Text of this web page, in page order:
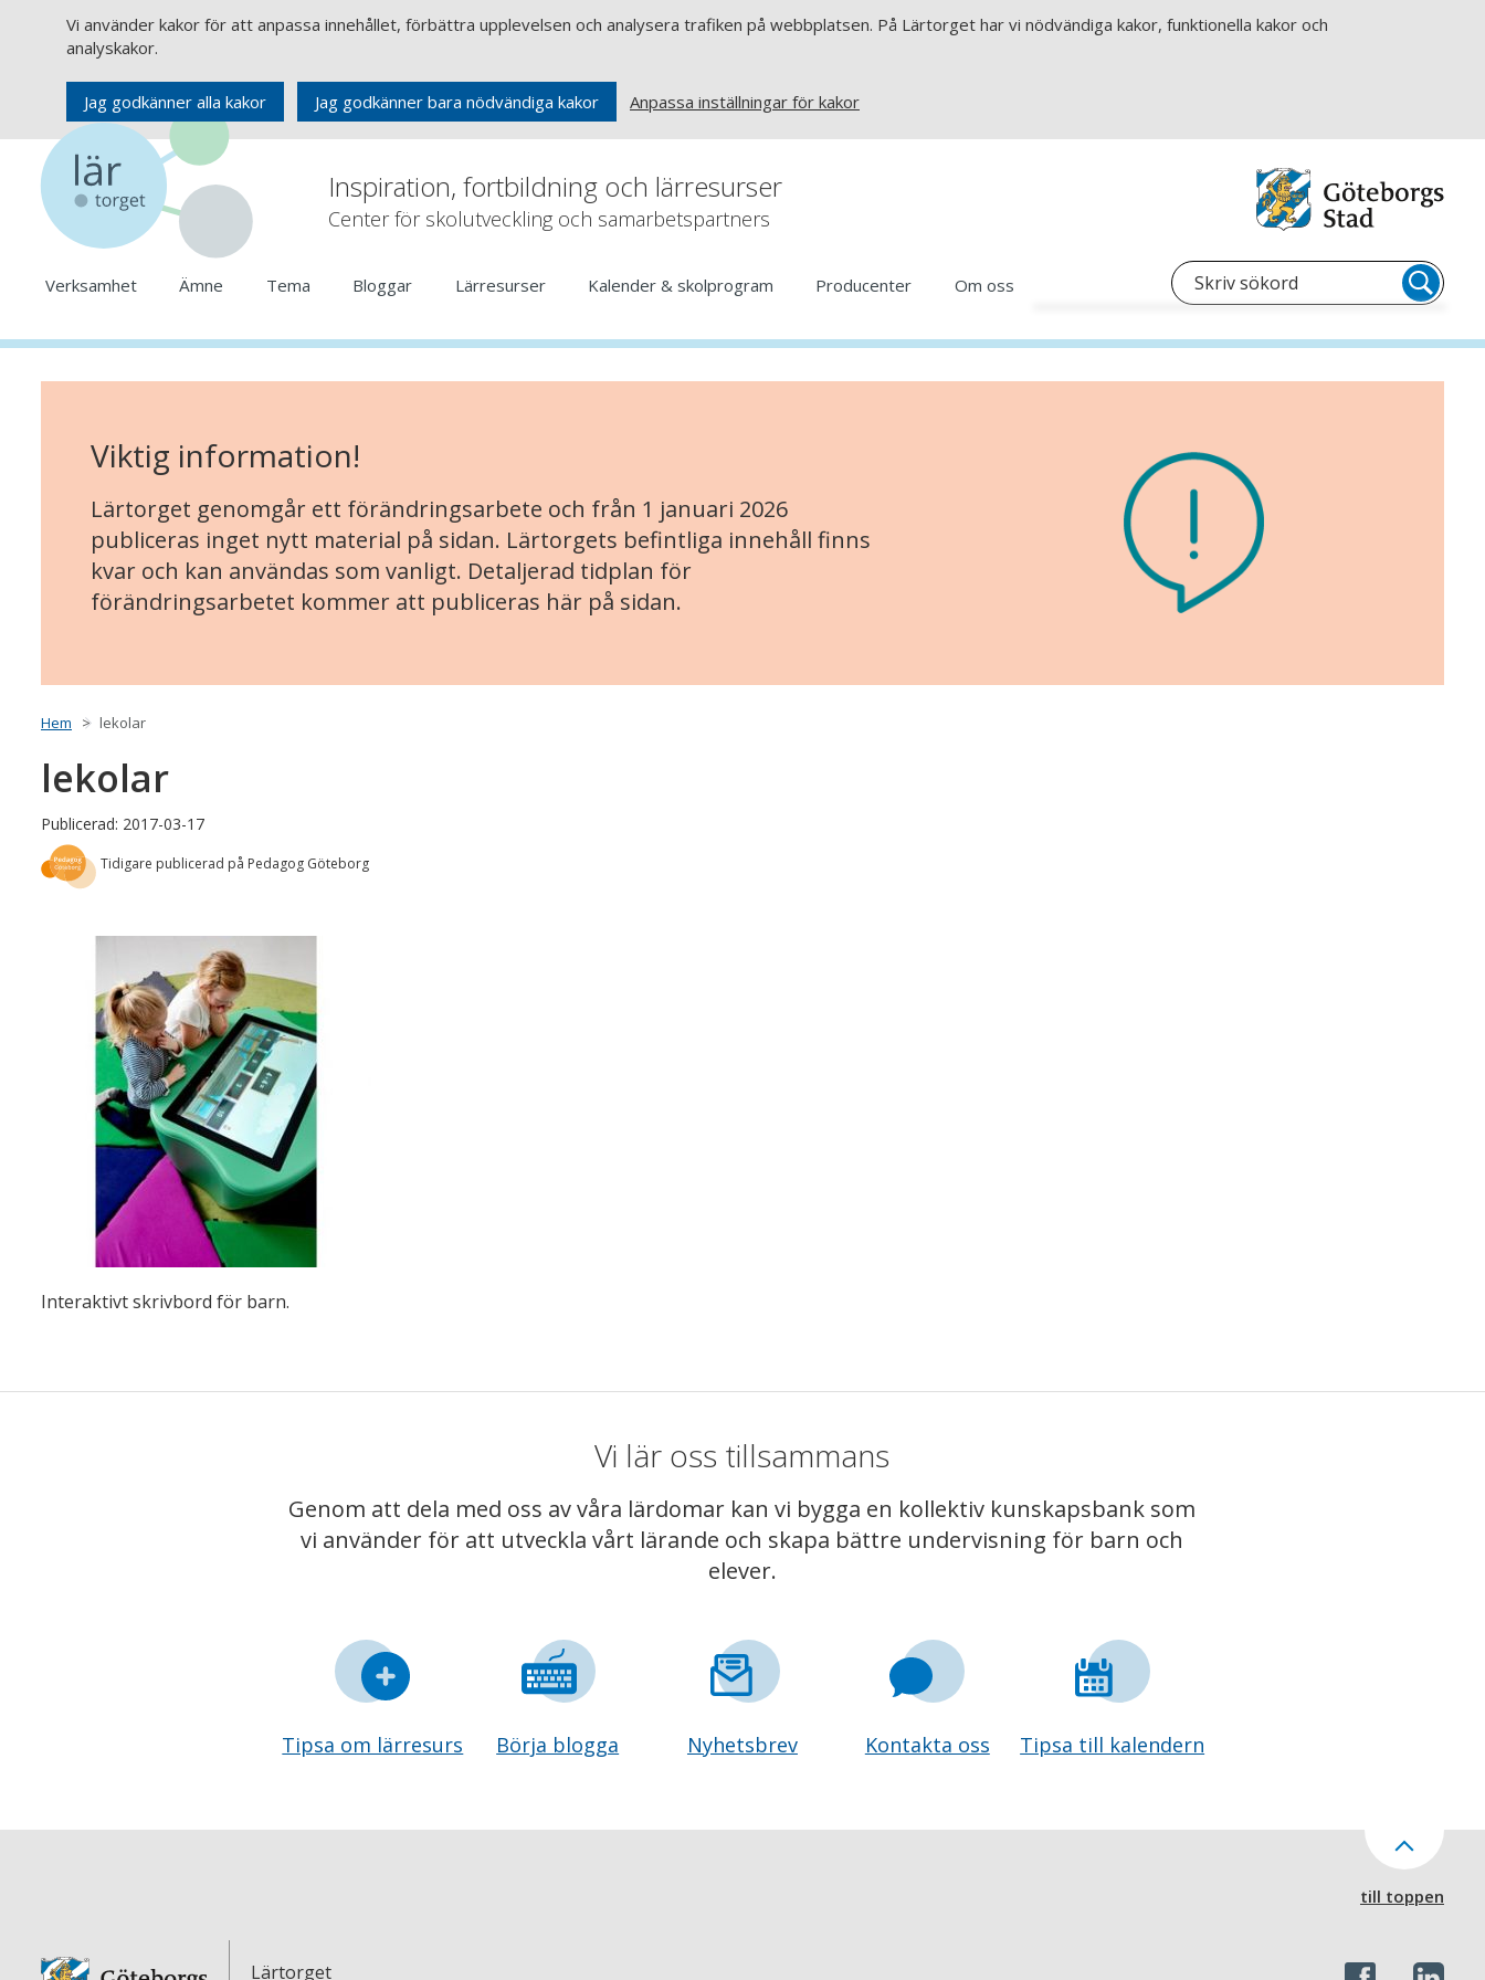
Vi använder kakor för att anpassa innehållet, förbättra upplevelsen och analysera trafiken på webbplatsen. På Lärtorget har vi nödvändiga kakor, funktionella kakor och
analyskakor.
Jag godkänner alla kakor Jag godkänner bara nödvändiga kakor Anpassa inställningar för kakor
Inspiration, fortbildning och lärresurser
Center för skolutveckling och samarbetspartners
Verksamhet Ämne Tema Bloggar Lärresurser Kalender & skolprogram Producenter Om oss
Viktig information!
Lärtorget genomgår ett förändringsarbete och från 1 januari 2026
publiceras inget nytt material på sidan. Lärtorgets befintliga innehåll finns
kvar och kan användas som vanligt. Detaljerad tidplan för
förändringsarbetet kommer att publiceras här på sidan.
Hem lekolar
lekolar
Publicerad: 2017-03-17
Tidigare publicerad på Pedagog Göteborg
Interaktivt skrivbord för barn.
Vi lär oss tillsammans
Genom att dela med oss av våra lärdomar kan vi bygga en kollektiv kunskapsbank som
vi använder för att utveckla vårt lärande och skapa bättre undervisning för barn och
elever.
Tipsa om lärresurs Börja blogga Nyhetsbrev Kontakta oss Tipsa till kalendern
till toppen
Lärtorget